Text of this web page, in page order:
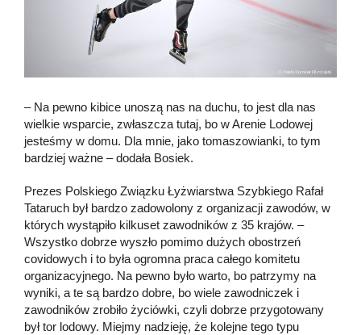
– Na pewno kibice unoszą nas na duchu, to jest dla nas
wielkie wsparcie, zwłaszcza tutaj, bo w Arenie Lodowej
jesteśmy w domu. Dla mnie, jako tomaszowianki, to tym
bardziej ważne – dodała Bosiek.
Prezes Polskiego Związku Łyżwiarstwa Szybkiego Rafał
Tataruch był bardzo zadowolony z organizacji zawodów, w
których wystąpiło kilkuset zawodników z 35 krajów. –
Wszystko dobrze wyszło pomimo dużych obostrzeń
covidowych i to była ogromna praca całego komitetu
organizacyjnego. Na pewno było warto, bo patrzymy na
wyniki, a te są bardzo dobre, bo wiele zawodniczek i
zawodników zrobiło życiówki, czyli dobrze przygotowany
był tor lodowy. Miejmy nadzieję, że kolejne tego typu